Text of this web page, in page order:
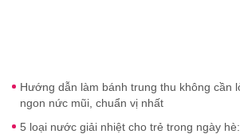
Hướng dẫn làm bánh trung thu không cần
ngon nức mũi, chuẩn vị nhất
5 loại nước giải nhiệt cho trẻ trong ngày